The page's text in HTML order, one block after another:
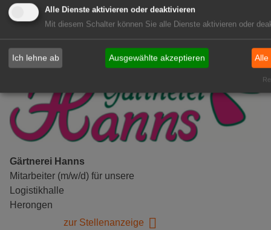
Gärtnerei Hanns
Mitarbeiter (m/w/d) für unsere
Logistikhalle
Herongen
zur Stellenanzeige
Alle Dienste aktivieren oder deaktivieren
Mit diesem Schalter können Sie alle Dienste aktivieren oder
Ich lehne ab Ausgewählte akzeptieren Alle